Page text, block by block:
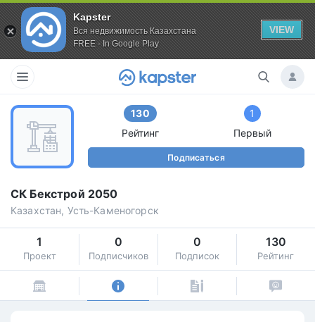
Kapster
Вся недвижимость Казахстана
FREE - In Google Play
VIEW
130
Рейтинг
1
Первый
Подписаться
СК Бекстрой 2050
Казахстан, Усть-Каменогорск
1
Проект
0
Подписчиков
0
Подписок
130
Рейтинг